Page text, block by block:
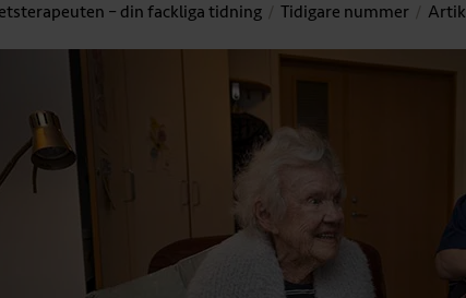
– din fackliga tidning Tidigare nummer